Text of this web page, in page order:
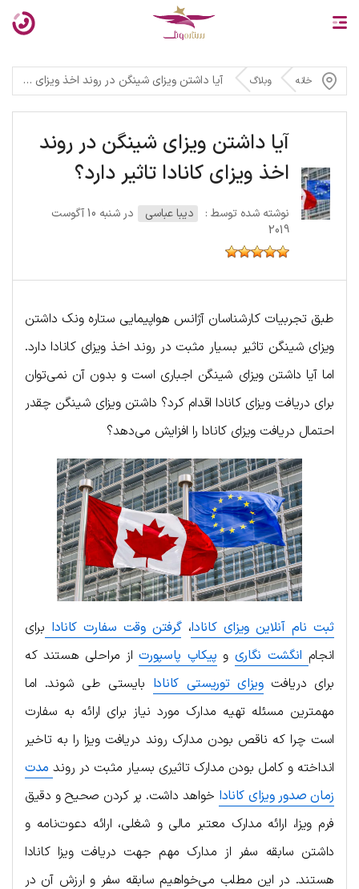
خانه وبلاگ آیا داشتن ویزای شینگن در روند اخذ ویزای کانادا تاثیر دارد؟
آیا داشتن ویزای شینگن در روند
اخذ ویزای کانادا تاثیر دارد؟
نوشته شده توسط : دیبا عباسی
در شنبه 10 آگوست
2019
طبق تجربیات کارشناسان آژانس هواپیمایی ستاره ونک داشتن
ویزای شینگن تاثیر بسیار مثبت در روند اخذ ویزای کانادا دارد.
اما آیا داشتن ویزای شینگن اجباری است و بدون آن نمی‌توان
برای دریافت ویزای کانادا اقدام کرد؟ داشتن ویزای شینگن چقدر
احتمال دریافت ویزای کانادا را افزایش می‌دهد؟
ثبت نام آنلاین ویزای کانادا،گرفتن وقت سفارت کانادا برای
انجام انگشت نگاری و پیکاپ پاسپورتاز مراحلی هستند که
برای دریافتویزای توریستی کانادا بایستی طی شوند. اما
مهمترین مسئله تهیه مدارک مورد نیاز برای ارائه به سفارت
است چرا که ناقص بودن مدارک روند دریافت ویزا را به تاخیر
انداخته و کامل بودن مدارک تاثیری بسیار مثبت در روندمدت
زمان صدور ویزای کانادا خواهد داشت. پر کردن صحیح و دقیق
فرم ویزا، ارائه مدارک معتبر مالی و شغلی، ارائه دعوت‌نامه و
داشتن سابقه سفر از مدارک مهم جهت دریافت ویزا کانادا
هستند. در این مطلب می‌خواهیم سابقه سفر و ارزش آن در